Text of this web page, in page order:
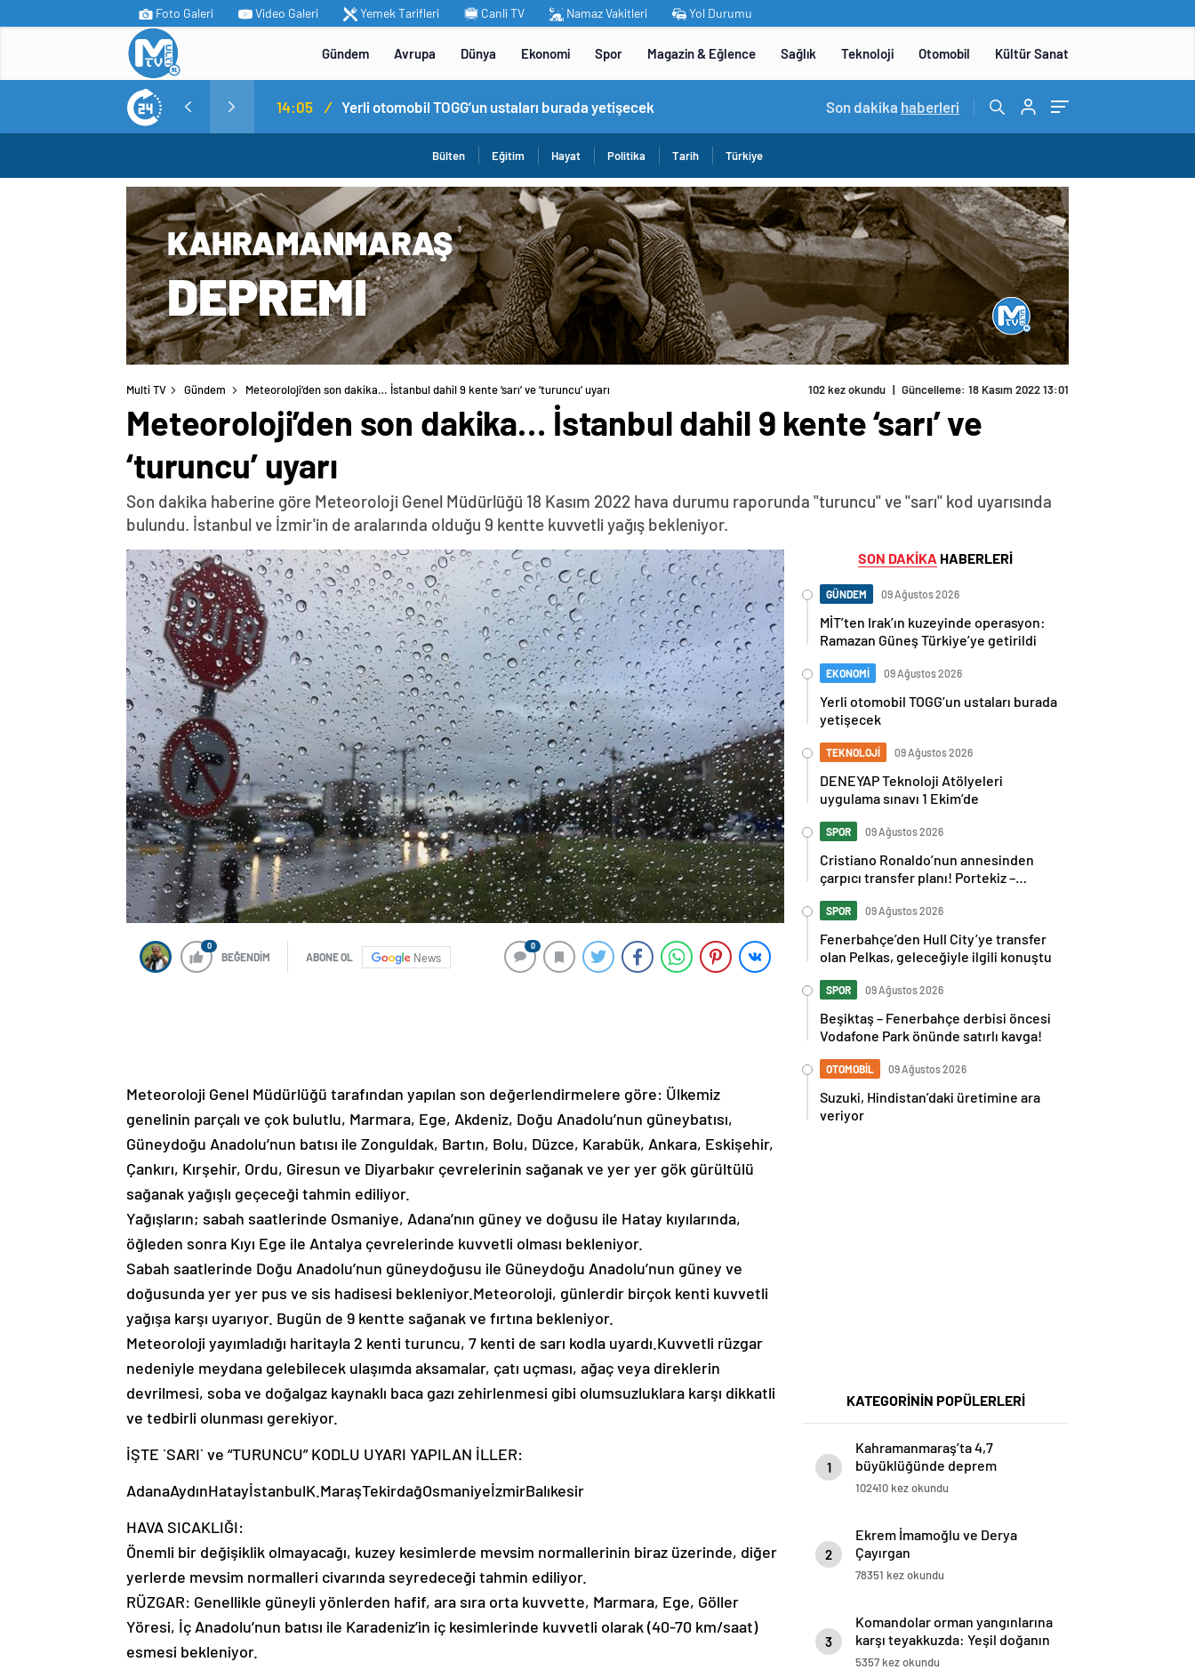
Foto Galeri Video Galeri Yemek Tarifleri Canli TV Namaz Vakitleri Yol Durumu
Gündem Avrupa Dünya Ekonomi Spor Magazin & Eğlence Sağlık Teknoloji Otomobil Kültür Sanat
MİT’ten Irak’ın kuzeyinde operasyon: Ramazan Güneş Türkiye’ye getirildi 14:05 / Yerli otomobil TOGG’un ustaları burada yetişecek 15:06 / DENEYAP Teknoloji Atölyeleri uygulama sınavı 1
Son dakika haberleri
Bülten Eğitim Hayat Politika Tarih Türkiye
Multi TV Gündem Meteoroloji’den son dakika… İstanbul dahil 9 kente ‘sarı’ ve ‘turuncu’ uyarı 102 kez okundu | Güncelleme: 18 Kasım 2022 13:01
Meteoroloji’den son dakika… İstanbul dahil 9 kente ‘sarı’ ve
‘turuncu’ uyarı
Son dakika haberine göre Meteoroloji Genel Müdürlüğü 18 Kasım 2022 hava durumu raporunda "turuncu" ve "sarı" kod uyarısında
bulundu. İstanbul ve İzmir'in de aralarında olduğu 9 kentte kuvvetli yağış bekleniyor.
0
BEĞENDİM ABONE OL News
0
Meteoroloji Genel Müdürlüğü tarafından yapılan son değerlendirmelere göre: Ülkemiz
genelinin parçalı ve çok bulutlu, Marmara, Ege, Akdeniz, Doğu Anadolu’nun güneybatısı,
Güneydoğu Anadolu’nun batısı ile Zonguldak, Bartın, Bolu, Düzce, Karabük, Ankara, Eskişehir,
Çankırı, Kırşehir, Ordu, Giresun ve Diyarbakır çevrelerinin sağanak ve yer yer gök gürültülü
sağanak yağışlı geçeceği tahmin ediliyor.
Yağışların; sabah saatlerinde Osmaniye, Adana’nın güney ve doğusu ile Hatay kıyılarında,
öğleden sonra Kıyı Ege ile Antalya çevrelerinde kuvvetli olması bekleniyor.
Sabah saatlerinde Doğu Anadolu’nun güneydoğusu ile Güneydoğu Anadolu’nun güney ve
doğusunda yer yer pus ve sis hadisesi bekleniyor.Meteoroloji, günlerdir birçok kenti kuvvetli
yağışa karşı uyarıyor. Bugün de 9 kentte sağanak ve fırtına bekleniyor.
Meteoroloji yayımladığı haritayla 2 kenti turuncu, 7 kenti de sarı kodla uyardı.Kuvvetli rüzgar
nedeniyle meydana gelebilecek ulaşımda aksamalar, çatı uçması, ağaç veya direklerin
devrilmesi, soba ve doğalgaz kaynaklı baca gazı zehirlenmesi gibi olumsuzluklara karşı dikkatli
ve tedbirli olunması gerekiyor.
İŞTE `SARI` ve “TURUNCU” KODLU UYARI YAPILAN İLLER:
AdanaAydınHatayİstanbulK.MaraşTekirdağOsmaniyeİzmirBalıkesir
HAVA SICAKLIĞI:
Önemli bir değişiklik olmayacağı, kuzey kesimlerde mevsim normallerinin biraz üzerinde, diğer
yerlerde mevsim normalleri civarında seyredeceği tahmin ediliyor.
RÜZGAR: Genellikle güneyli yönlerden hafif, ara sıra orta kuvvette, Marmara, Ege, Göller
Yöresi, İç Anadolu’nun batısı ile Karadeniz’in iç kesimlerinde kuvvetli olarak (40-70 km/saat)
esmesi bekleniyor.
SON DAKİKA HABERLERİ
GÜNDEM 09 Ağustos 2026
MİT’ten Irak’ın kuzeyinde operasyon:
Ramazan Güneş Türkiye’ye getirildi
EKONOMİ 09 Ağustos 2026
Yerli otomobil TOGG’un ustaları burada
yetişecek
TEKNOLOJİ 09 Ağustos 2026
DENEYAP Teknoloji Atölyeleri
uygulama sınavı 1 Ekim’de
SPOR 09 Ağustos 2026
Cristiano Ronaldo’nun annesinden
çarpıcı transfer planı! Portekiz –
kardeşinden sert cevap
SPOR 09 Ağustos 2026
Fenerbahçe’den Hull City’ye transfer
olan Pelkas, geleceğiyle ilgili konuştu
SPOR 09 Ağustos 2026
Beşiktaş – Fenerbahçe derbisi öncesi
Vodafone Park önünde satırlı kavga!
OTOMOBİL 09 Ağustos 2026
Suzuki, Hindistan’daki üretimine ara
veriyor
KATEGORİNİN POPÜLERLERİ
1
Kahramanmaraş’ta 4,7
büyüklüğünde deprem
102410 kez okundu
2
Ekrem İmamoğlu ve Derya
Çayırgan
78351 kez okundu
3
Komandolar orman yangınlarına
karşı teyakkuzda: Yeşil doğanın
canlıları onlara emanet
5357 kez okundu